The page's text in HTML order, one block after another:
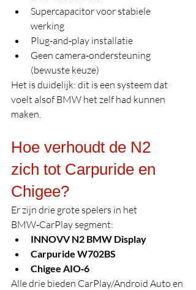
Supercapacitor voor stabiele
werking
Plug‑and‑play installatie
Geen camera‑ondersteuning
(bewuste keuze)
Het is duidelijk: dit is een systeem dat
voelt alsof BMW het zelf had kunnen
maken.
Hoe verhoudt de N2
zich tot Carpuride en
Chigee?
Er zijn drie grote spelers in het
BMW‑CarPlay segment:
INNOVV N2 BMW Display
Carpuride W702BS
Chigee AIO‑6
Alle drie bieden CarPlay/Android Auto en